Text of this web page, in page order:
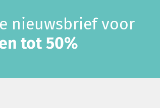
nieuwsbrief voor
tot 50%